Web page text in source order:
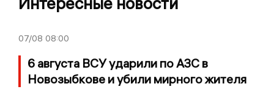
07/08 08:00
6 августа ВСУ ударили по АЗС в
Новозыбкове и убили мирного жителя